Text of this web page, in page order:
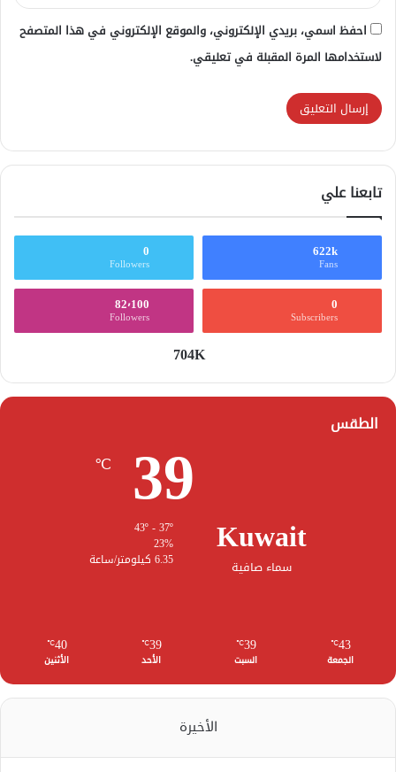
احفظ اسمي، بريدي الإلكتروني، والموقع الإلكتروني في هذا المتصفح
لاستخدامها المرة المقبلة في تعليقي.
تابعنا علي
622k
Fans
0
Followers
0
Subscribers
82٬100
Followers
704K
الطقس
Kuwait
سماء صافية
39
℃
23%
6.35 كيلومتر/ساعة
43
℃
الجمعة
39
℃
السبت
39
℃
الأحد
40
℃
الأثنين
الأخيرة